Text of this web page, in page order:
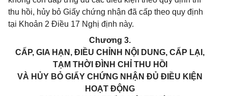
thu hồi, hủy bỏ Giấy chứng nhận đã cấp theo quy định
tại Khoản 2 Điều 17 Nghị định này.
Chương 3.
CẤP, GIA HẠN, ĐIỀU CHỈNH NỘI DUNG, CẤP LẠI,
TẠM THỜI ĐÌNH CHỈ THU HỒI
VÀ HỦY BỎ GIẤY CHỨNG NHẬN ĐỦ ĐIỀU KIỆN
HOẠT ĐỘNG